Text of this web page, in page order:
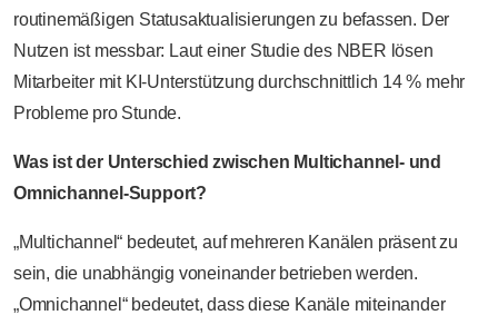
routinemäßigen Statusaktualisierungen zu befassen. Der
Nutzen ist messbar: Laut einer Studie des NBER lösen
Mitarbeiter mit KI-Unterstützung durchschnittlich 14 % mehr
Probleme pro Stunde.
Was ist der Unterschied zwischen Multichannel- und
Omnichannel-Support?
„Multichannel“ bedeutet, auf mehreren Kanälen präsent zu
sein, die unabhängig voneinander betrieben werden.
„Omnichannel“ bedeutet, dass diese Kanäle miteinander